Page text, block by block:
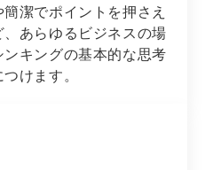
潔でポイントを押さえ
あらゆるビジネスの場
キングの基本的な思考
けます。